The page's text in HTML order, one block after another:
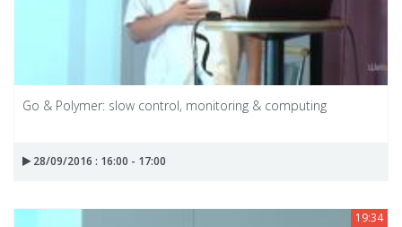
Go & Polymer: slow control, monitoring & computing
28/09/2016 : 16:00 - 17:00
19:34